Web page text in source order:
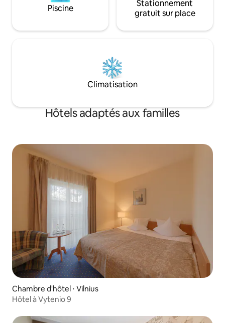
Piscine
Stationnement
gratuit sur place
Climatisation
Hôtels adaptés aux familles
Chambre d'hôtel ⋅ Vilnius
Hôtel à Vytenio 9